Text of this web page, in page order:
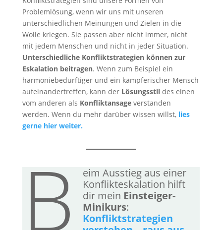
Problemlösung, wenn wir uns mit unseren
unterschiedlichen Meinungen und Zielen in die
Wolle kriegen. Sie passen aber nicht immer, nicht
mit jedem Menschen und nicht in jeder Situation.
Unterschiedliche Konfliktstrategien können zur
Eskalation beitragen. Wenn zum Beispiel ein
harmoniebedürftiger und ein kämpferischer Mensch
aufeinandertreffen, kann der Lösungsstildes einen
vom anderen als Konfliktansageverstanden
werden. Wenn du mehr darüber wissen willst, lies
gerne hier weiter.
B
eim Ausstieg aus einer
Konflikteskalation hilft
dir mein Einsteiger-
Minikurs:
Konfliktstrategien